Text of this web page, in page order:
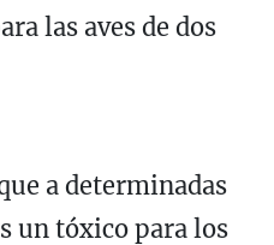
las aves de dos
a determinadas
un tóxico para los